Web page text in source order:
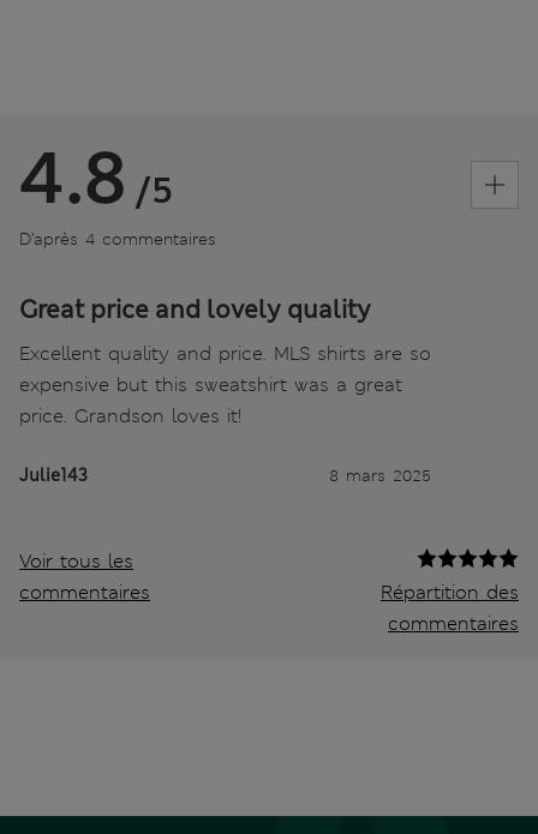
4.8 /5
D’après 4 commentaires
Great price and lovely quality
Excellent quality and price. MLS shirts are so
expensive but this sweatshirt was a great
price. Grandson loves it!
Julie143 8 mars 2025
Voir tous les
commentaires
Répartition des
commentaires